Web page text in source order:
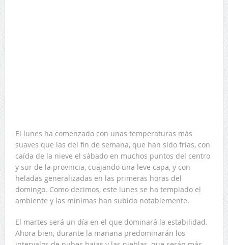
El lunes ha comenzado con unas temperaturas más
suaves que las del fin de semana, que han sido frías, con
caída de la nieve el sábado en muchos puntos del centro
y sur de la provincia, cuajando una leve capa, y con
heladas generalizadas en las primeras horas del
domingo. Como decimos, este lunes se ha templado el
ambiente y las mínimas han subido notablemente.
El martes será un día en el que dominará la estabilidad.
Ahora bien, durante la mañana predominarán los